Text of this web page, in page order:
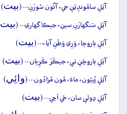
آيَلِ سامُونڊِيَنِ جي، آئُون سُورَنِ… (بيت)
آيَلِ سَنگهارَنِ سين، جيڪا گهاري… (بيت
آيَلِ ٻاروچا، وَرِي وَطَنِ آيا،… (بيت)
آيَلِ ٻاروچَنِ تي، جيڪَرَ ڪَرِيان… (بيت)
آيَلِ پُنِيُون، ماءَ، مُون مُرادُون… (وائِي)
آيَلِ ڍولي سان، جَي اَچي… (بيت)